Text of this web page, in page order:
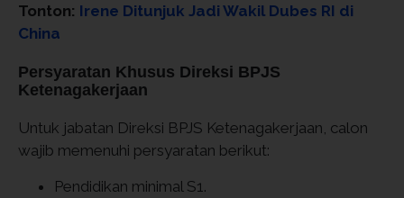
Tonton: Irene Ditunjuk Jadi Wakil Dubes RI di
China
Persyaratan Khusus Direksi BPJS
Ketenagakerjaan
Untuk jabatan Direksi BPJS Ketenagakerjaan, calon
wajib memenuhi persyaratan berikut:
Pendidikan minimal S1.